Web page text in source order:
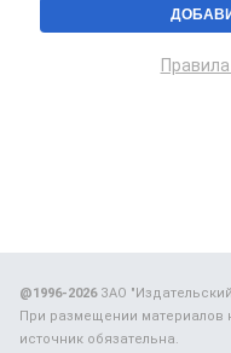
@1996-2026ЗАО
При размещении материалов
источник обязательна.